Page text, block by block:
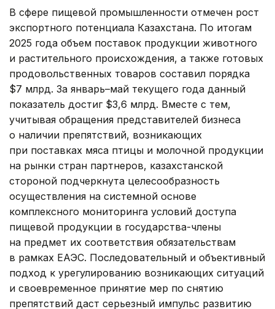
В сфере пищевой промышленности отмечен рост
экспортного потенциала Казахстана. По итогам
2025 года объем поставок продукции животного
и растительного происхождения, а также готовых
продовольственных товаров составил порядка
$7 млрд. За январь–май текущего года данный
показатель достиг $3,6 млрд. Вместе с тем,
учитывая обращения представителей бизнеса
о наличии препятствий, возникающих
при поставках мяса птицы и молочной продукции
на рынки стран партнеров, казахстанской
стороной подчеркнута целесообразность
осуществления на системной основе
комплексного мониторинга условий доступа
пищевой продукции в государства-члены
на предмет их соответствия обязательствам
в рамках ЕАЭС. Последовательный и объективный
подход к урегулированию возникающих ситуаций
и своевременное принятие мер по снятию
препятствий даст серьезный импульс развитию